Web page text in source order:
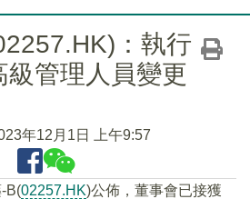
：執行
管理人員變更
年12月1日 上午9:57
B(02257.HK)公佈，董事會已接獲